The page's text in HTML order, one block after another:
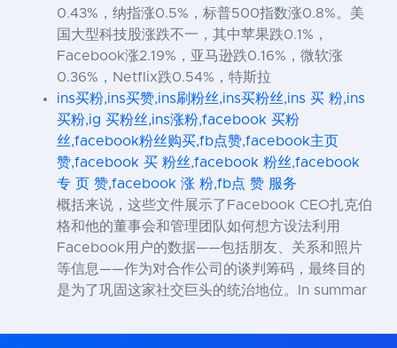
0.43%，纳指涨0.5%，标普500指数涨0.8%。美
国大型科技股涨跌不一，其中苹果跌0.1%，
Facebook涨2.19%，亚马逊跌0.16%，微软涨
0.36%，Netflix跌0.54%，特斯拉
ins买粉,ins买赞,ins刷粉丝,ins买粉丝,ins 买 粉,ins
买粉,ig 买粉丝,ins涨粉,facebook 买粉
丝,facebook粉丝购买,fb点赞,facebook主页
赞,facebook 买 粉丝,facebook 粉丝,facebook
专 页 赞,facebook 涨 粉,fb点 赞 服务
概括来说，这些文件展示了Facebook CEO扎克伯
格和他的董事会和管理团队如何想方设法利用
Facebook用户的数据——包括朋友、关系和照片
等信息——作为对合作公司的谈判筹码，最终目的
是为了巩固这家社交巨头的统治地位。In summar